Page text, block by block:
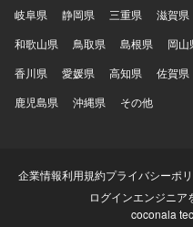
岐阜県
静岡県 三重県 滋賀県
和歌山県
鳥取県 島根県 岡山
香川県
愛媛県 高知県 佐賀県
鹿児島県
沖縄県 その他
企業情報利用規約プライバシーポ
ログインエンジニア
coconala